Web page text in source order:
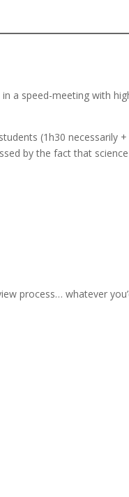
a speed-meeting with
(1h30 necessarily
by the fact that
process… whatever